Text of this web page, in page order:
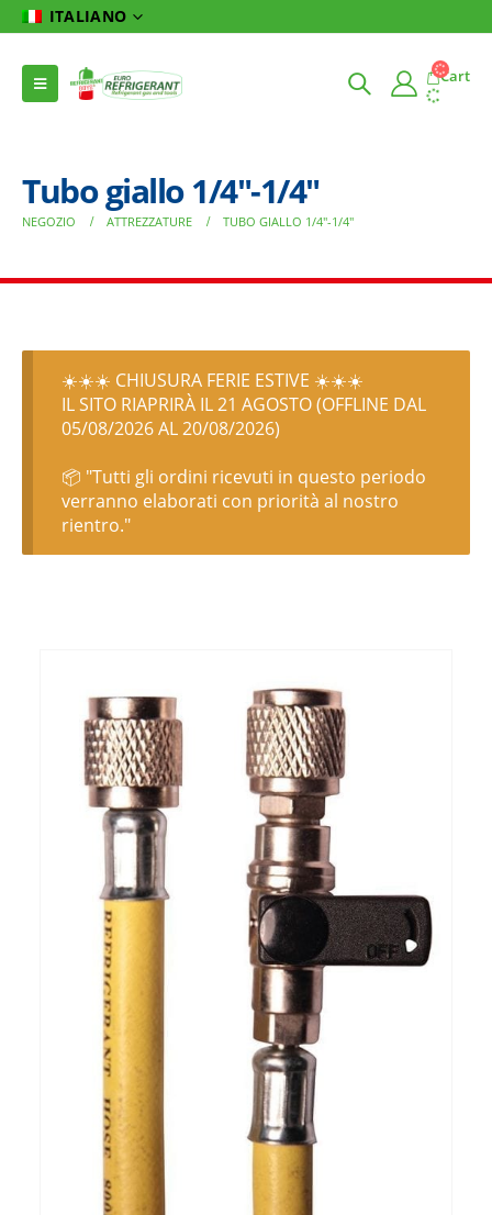
ITALIANO
Cart
Tubo giallo 1/4″-1/4″
NEGOZIO ATTREZZATURE TUBO GIALLO 1/4″-1/4″
☀️☀️☀️ CHIUSURA FERIE ESTIVE ☀️☀️☀️
IL SITO RIAPRIRÀ IL 21 AGOSTO (OFFLINE DAL
05/08/2026 AL 20/08/2026)
📦 "Tutti gli ordini ricevuti in questo periodo
verranno elaborati con priorità al nostro
rientro."